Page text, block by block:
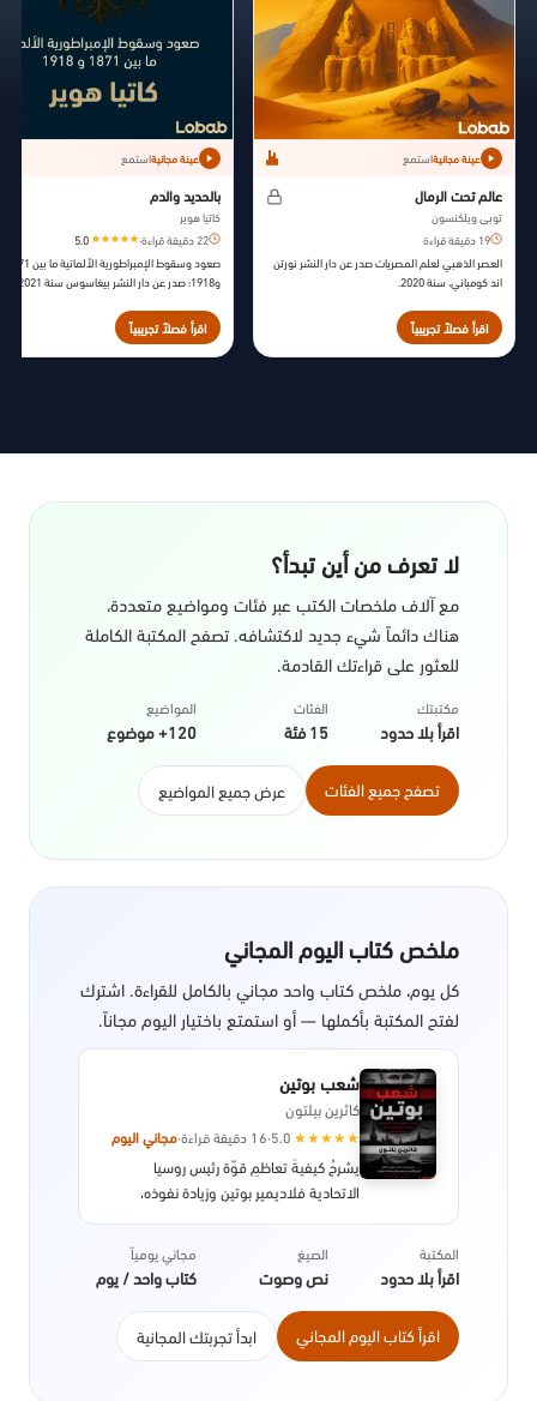
عينة مجانيةاستمع
عالم تحت الرمال
توبي ويلكنسون
19 دقيقة قراءة
العصر الذهبي لعلم المصريات صدر عن دار النشر نورتن
اند كومباني، سنة 2020.
اقرأ فصلاً تجريبياً
عينة مجانيةاستمع
بالحديد والدم
كاتيا هوير
22 دقيقة قراءة
·
5.0
صعود وسقوط الإمبراطورية الألمانية ما بين 1871
و1918؛ صدر عن دار النشر بيغاسوس سنة 2021.
اقرأ فصلاً تجريبياً
لا تعرف من أين تبدأ؟
مع آلاف ملخصات الكتب عبر فئات ومواضيع متعددة،
هناك دائماً شيء جديد لاكتشافه. تصفح المكتبة الكاملة
للعثور على قراءتك القادمة.
مكتبتك
اقرأ بلا حدود
الفئات
15 فئة
المواضيع
120+ موضوع
تصفح جميع الفئات عرض جميع المواضيع
ملخص كتاب اليوم المجاني
كل يوم، ملخص كتاب واحد مجاني بالكامل للقراءة. اشترك
لفتح المكتبة بأكملها — أو استمتع باختيار اليوم مجاناً.
شعب بوتين
كاثرين بيلتون
★
★
★
★
★
5.0
·16 دقيقة قراءة ·مجاني اليوم
يشرحُ كيفيةَ تعاظمِ قوّة رئيس روسيا
الاتحادية فلاديمير بوتين وزيادة نفوذه،
أمن الدولة المعروفة بالكي جي بي ليكون
الرجل الأول في إحدى أعظم دول العالم.
ويفنّد دور بوتين في تغيير الوجهة الاقتصادية
لروسيا بعد سقوط الاتحاد السوفييتي.
المكتبة
اقرأ بلا حدود
الصيغ
نص وصوت
مجاني يومياً
كتاب واحد / يوم
اقرأ كتاب اليوم المجاني ابدأ تجربتك المجانية